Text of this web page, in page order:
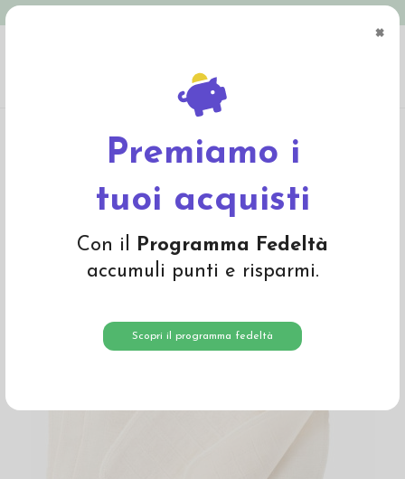
×
Premiamo i
tuoi acquisti
Con il Programma Fedeltà
accumuli punti e risparmi.
Scopri il programma fedeltà
per la pulizia del neonato - set da 5pz